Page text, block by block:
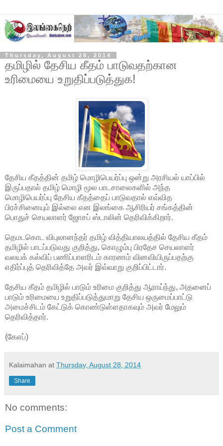
Thursday, August 28, 2014
தமிழில் தேசிய கீதம் பாடுவதற்கான
உரிமையை உறுதிப்படுத்துக!
தேசிய கீதத்தின் தமிழ் மொழிபெயர்ப்பு ஒன்று அரசியல் யாப்பில்
இருப்பதால் தமிழ் மொழி மூல பாடசாலைகளில் அந்த
மொழிபெயர்ப்பு தேசிய கீதத்தைப் பாடுவதால் எவ்வித
பிரச்சினையும் இல்லை என இலங்கை ஆசிரியர் சங்கத்தின்
பொதுச் செயலாளர் ஜோசப் ஸ்டாலின் தெரிவிக்கிறார்.
தெமடகொட விபுலானந்தர் தமிழ் வித்தியாலயத்தில் தேசிய கீதம்
தமிழில் பாடப்படுவது குறித்து, கொழும்பு பிரதேச செயலாளர்
வலயக் கல்விப் பணிப்பாளரிடம் காரணம் வினவியிருப்பதற்கு
எதிர்ப்புத் தெரிவித்தே அவர் இவ்வாறு குறிப்பிட்டார்.
தேசிய கீதம் தமிழில் பாடும் உரிமை குறித்து ஆராய்ந்து, அதனைப்
பாடும் உரிமையை உறுதிப்படுத்துமாறு தேசிய ஒருமைப்பாட்டு
அமைச்சிடம் கேட்டுக் கொண்டுள்ளதாகவும் அவர் மேலும்
தெரிவித்தார்.
(கேஎப்)
Kalaimahan at Thursday, August 28, 2014
Share
No comments:
Post a Comment